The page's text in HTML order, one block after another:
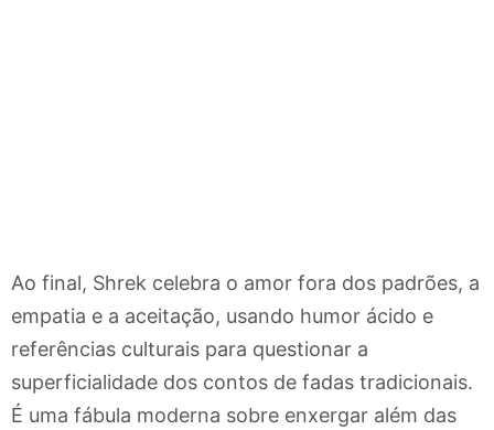
Ao final, Shrek celebra o amor fora dos padrões, a
empatia e a aceitação, usando humor ácido e
referências culturais para questionar a
superficialidade dos contos de fadas tradicionais.
É uma fábula moderna sobre enxergar além das